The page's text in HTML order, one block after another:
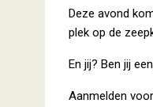
Deze avond
plek op de
En jij? Ben jij
Aanmelden